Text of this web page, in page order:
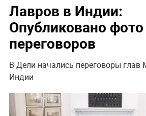
Лавров в Индии:
Опубликовано
переговоров
В Дели начались переговоры
Индии